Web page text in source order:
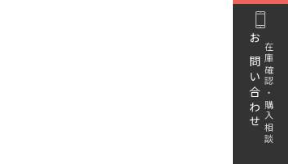
お問い合わせ在庫確認・購入相談